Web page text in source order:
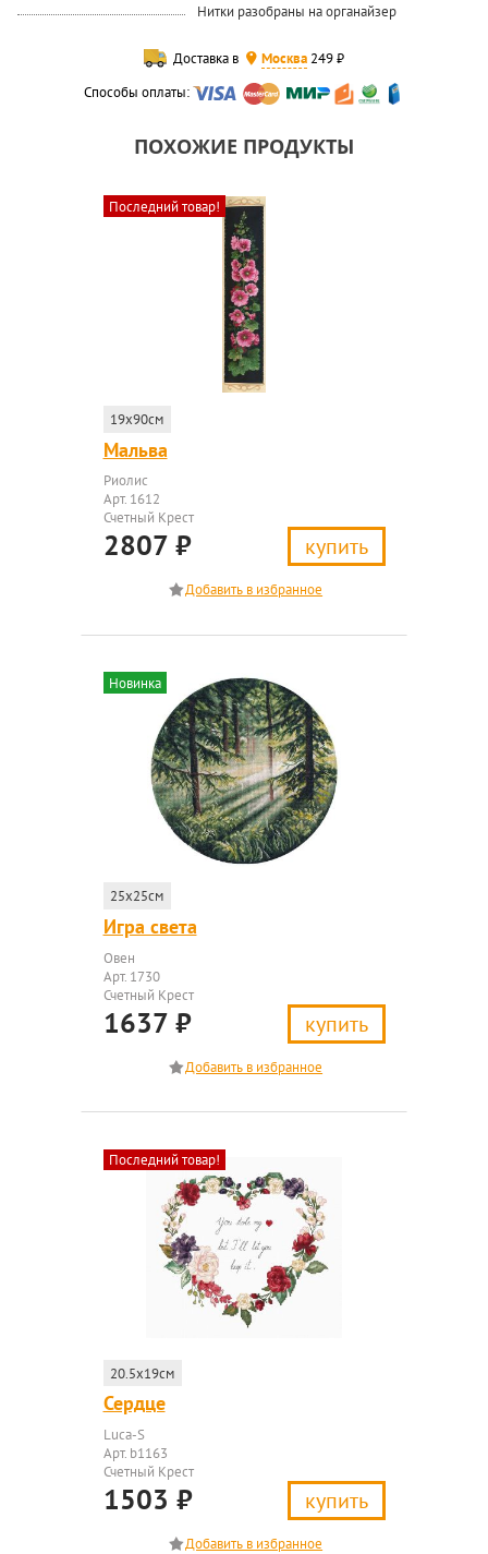
Нитки разобраны на органайзер
Доставка в Москва249 ₽
Способы оплаты:
ПОХОЖИЕ ПРОДУКТЫ
Последний товар!
19x90см
Мальва
Риолис
Арт. 1612
Счетный Крест
2807 ₽ купить
Новинка
25x25см
Игра света
Овен
Арт. 1730
Счетный Крест
1637 ₽ купить
Последний товар!
20.5x19см
Сердце
Luca-S
Арт. b1163
Счетный Крест
1503 ₽ купить